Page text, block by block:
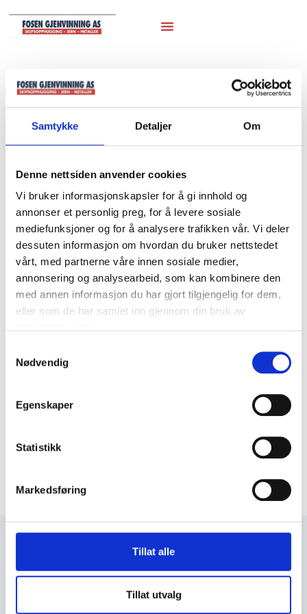
Samtykke Detaljer Om
Denne nettsiden anvender cookies
Vi bruker informasjonskapsler for å gi innhold og
annonser et personlig preg, for å levere sosiale
mediefunksjoner og for å analysere trafikken vår. Vi deler
dessuten informasjon om hvordan du bruker nettstedet
vårt, med partnerne våre innen sosiale medier,
annonsering og analysearbeid, som kan kombinere den
med annen informasjon du har gjort tilgjengelig for dem,
eller som de har samlet inn gjennom din bruk av
Nødvendig
Egenskaper
Statistikk
Markedsføring
Tillat alle
Tillat utvalg
Hjem/Fartøy til hugging / 2020 april ms
2020 april ms
+47 72 53 44 30
knut@fosengjenvinning.no